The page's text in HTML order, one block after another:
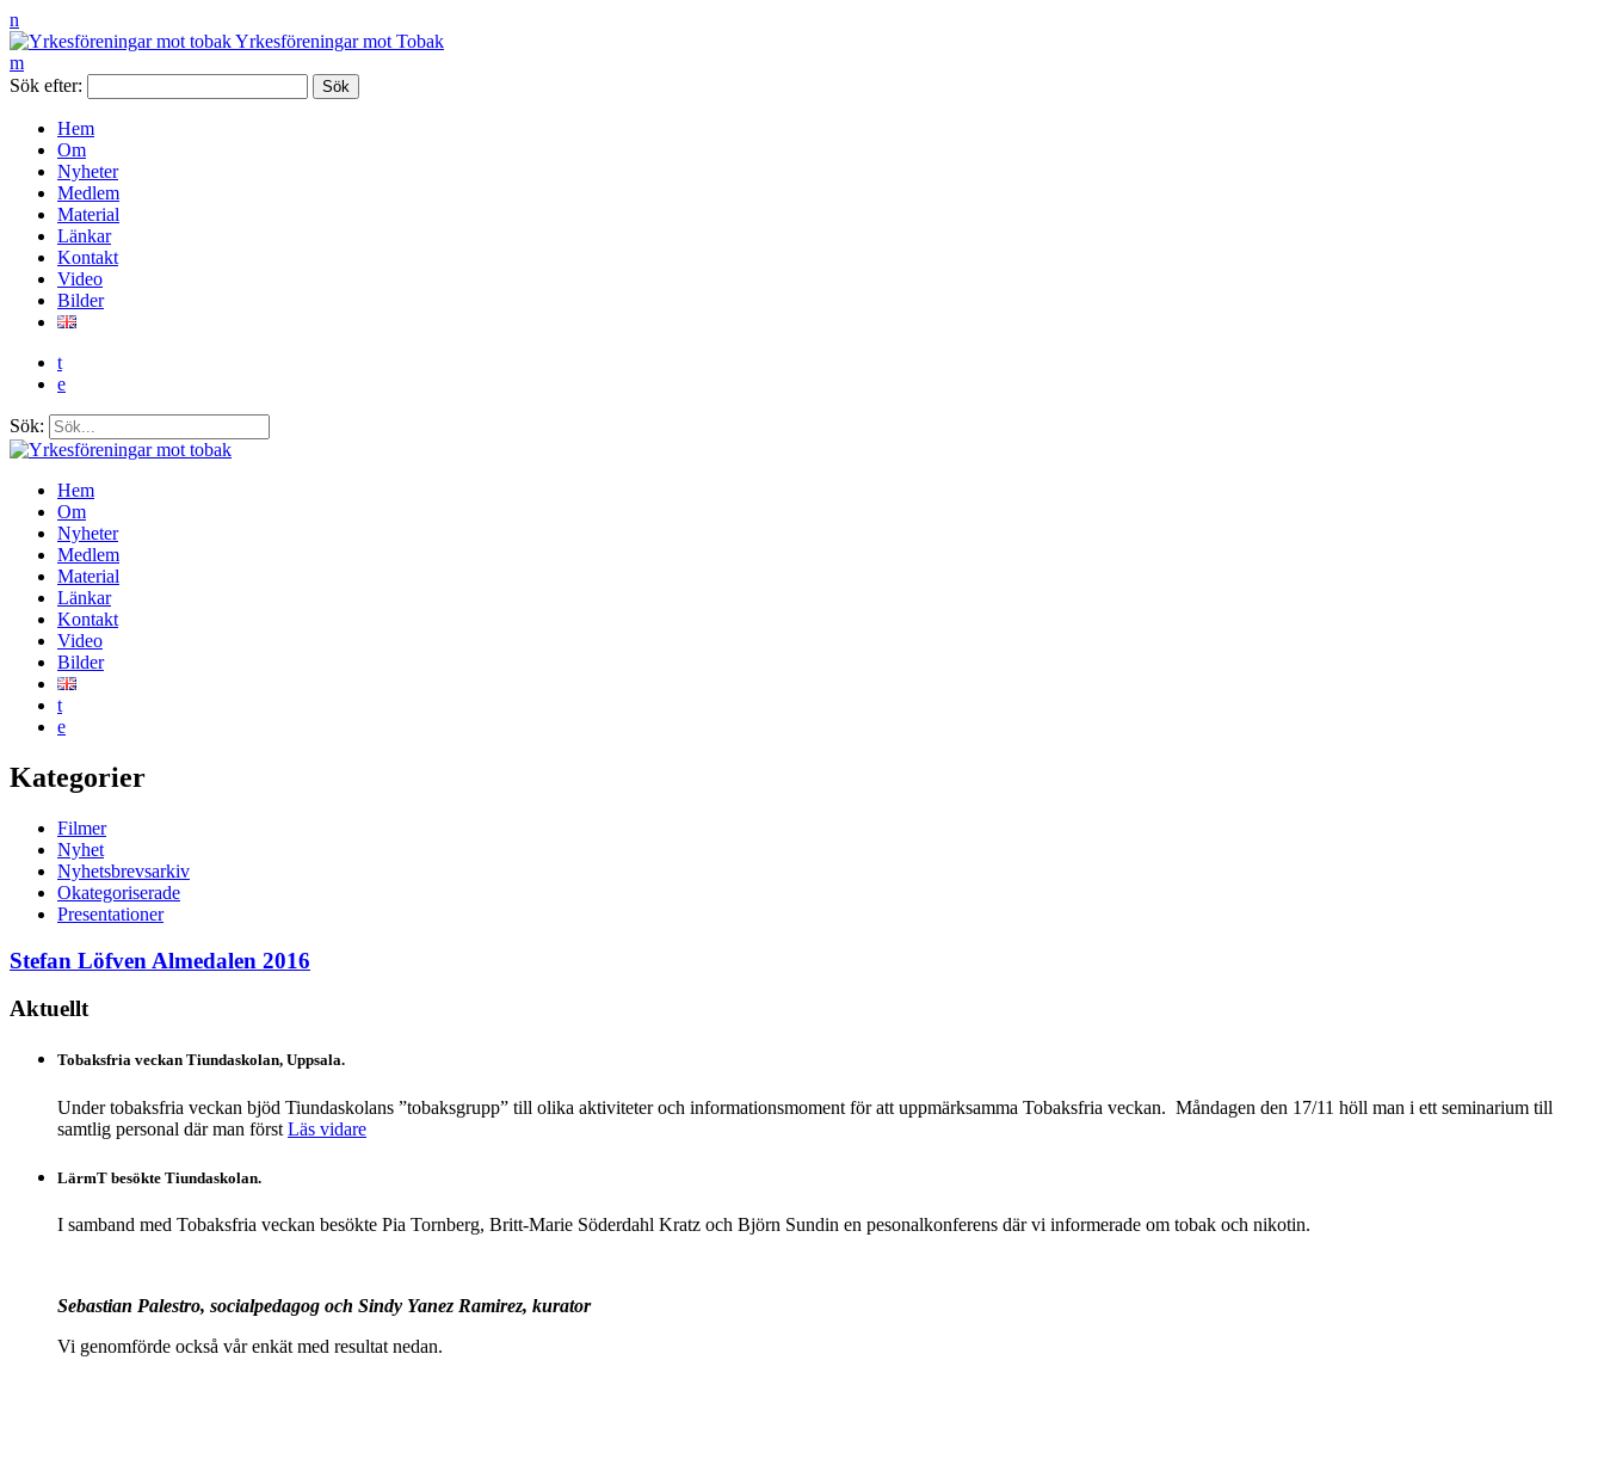
n
Yrkesföreningar mot Tobak
m
Sök efter:
Hem
Om
Nyheter
Medlem
Material
Länkar
Kontakt
Video
Bilder
t
e
Sök:
Hem
Om
Nyheter
Medlem
Material
Länkar
Kontakt
Video
Bilder
t
e
Kategorier
Filmer
Nyhet
Nyhetsbrevsarkiv
Okategoriserade
Presentationer
Stefan Löfven Almedalen 2016
Aktuellt
Tobaksfria veckan Tiundaskolan, Uppsala.
Under tobaksfria veckan bjöd Tiundaskolans ”tobaksgrupp” till olika aktiviteter och informationsmoment för att uppmärksamma Tobaksfria veckan. Måndagen den 17/11 höll man i ett seminarium till
samtlig personal där man först Läs vidare
LärmT besökte Tiundaskolan.
I samband med Tobaksfria veckan besökte Pia Tornberg, Britt-Marie Söderdahl Kratz och Björn Sundin en pesonalkonferens där vi informerade om tobak och nikotin.
Sebastian Palestro, socialpedagog och Sindy Yanez Ramirez, kurator
Vi genomförde också vår enkät med resultat nedan.